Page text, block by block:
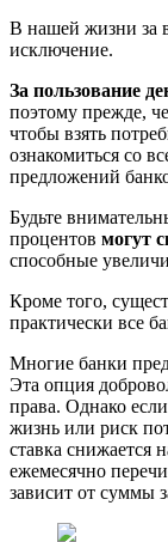
В нашей жизни за
исключение.
За пользование
поэтому прежде,
чтобы взять
ознакомиться со
предложений
Будьте
процентов могут
способные
Кроме того,
практически все
Многие банки
Эта опция
права. Однако
жизнь или риск
ставка снижается
ежемесячно
зависит от суммы